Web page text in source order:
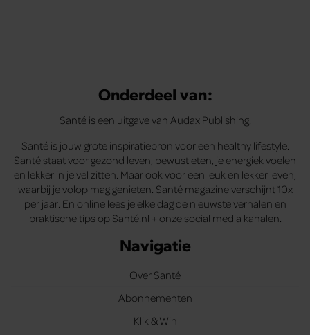
Onderdeel van:
Santé is een uitgave van Audax Publishing.
Santé is jouw grote inspiratiebron voor een healthy lifestyle.
Santé staat voor gezond leven, bewust eten, je energiek voelen
en lekker in je vel zitten. Maar ook voor een leuk en lekker leven,
waarbij je volop mag genieten. Santé magazine verschijnt 10x
per jaar. En online lees je elke dag de nieuwste verhalen en
praktische tips op Santé.nl + onze social media kanalen.
Navigatie
Over Santé
Abonnementen
Klik & Win